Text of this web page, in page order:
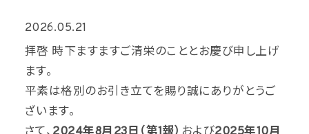
2026.05.21
拝啓 時下ますますご清栄のこととお慶び申し上げ
ます。
平素は格別のお引き立てを賜り誠にありがとうご
ざいます。